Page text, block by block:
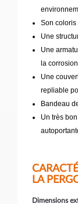
Son coloris
Une
Une
la
Une
repliable
Bandeau
Un très
LA
Dimensions